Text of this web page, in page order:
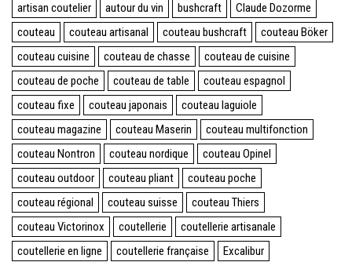
artisan coutelier
autour du vin bushcraft
Claude Dozorme
couteau
couteau artisanal couteau bushcraft
couteau Böker
couteau cuisine
couteau de chasse
couteau de cuisine
couteau de poche
couteau de table
couteau espagnol
couteau fixe
couteau japonais
couteau laguiole
couteau magazine
couteau Maserin
couteau multifonction
couteau Nontron
couteau nordique
couteau Opinel
couteau outdoor
couteau pliant
couteau poche
couteau régional
couteau suisse
couteau Thiers
couteau Victorinox
coutellerie
coutellerie artisanale
coutellerie en ligne
coutellerie française
Excalibur